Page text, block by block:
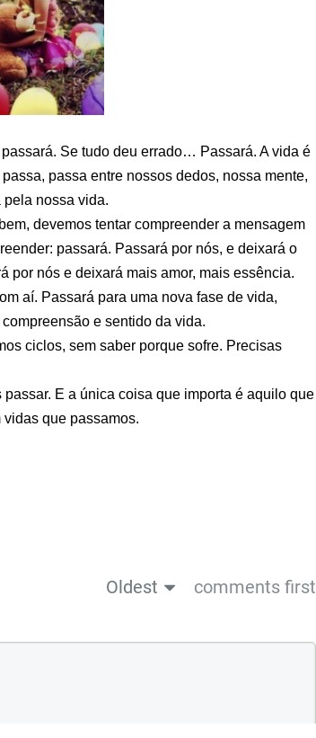
Se tudo deu errado… Passará. A vida é
passa entre nossos dedos, nossa mente,
pela nossa vida.
devemos tentar compreender a mensagem
passará. Passará por nós, e deixará o
por nós e deixará mais amor, mais essência.
aí. Passará para uma nova fase de vida,
e sentido da vida.
ciclos, sem saber porque sofre. Precisas
E a única coisa que importa é aquilo que
que passamos.
Oldest comments first